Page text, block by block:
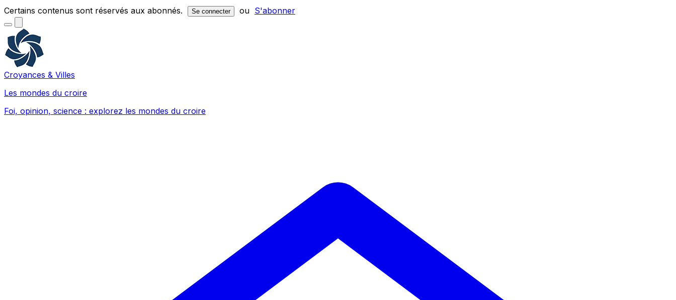
Certains contenus sont réservés aux abonnés. Se connecter ou S'abonner
Croyances & Villes
Les mondes du croire
Foi, opinion, science : explorez les mondes du croire